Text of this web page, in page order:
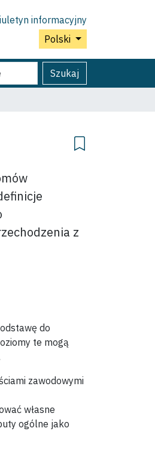
informacyjny
Polski
Szukaj
z
do
te mogą
zawodowymi
własne
ogólne jako